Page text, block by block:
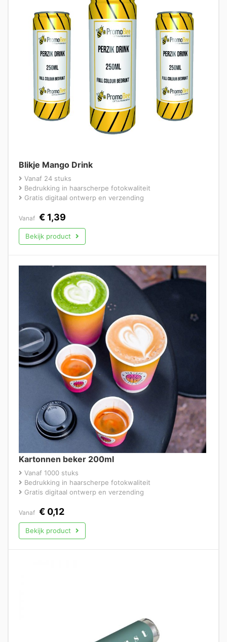
Blikje Mango Drink
Vanaf 24 stuks
Bedrukking in haarscherpe fotokwaliteit
Gratis digitaal ontwerp en verzending
Vanaf € 1,39
Bekijk product
Kartonnen beker 200ml
Vanaf 1000 stuks
Bedrukking in haarscherpe fotokwaliteit
Gratis digitaal ontwerp en verzending
Vanaf € 0,12
Bekijk product